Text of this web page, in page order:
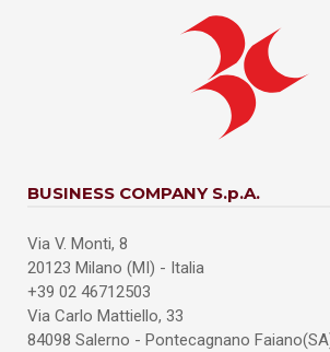
BUSINESS COMPANY S.p.A.
Via V. Monti, 8
20123 Milano (MI) - Italia
+39 02 46712503
Via Carlo Mattiello, 33
84098 Salerno - Pontecagnano